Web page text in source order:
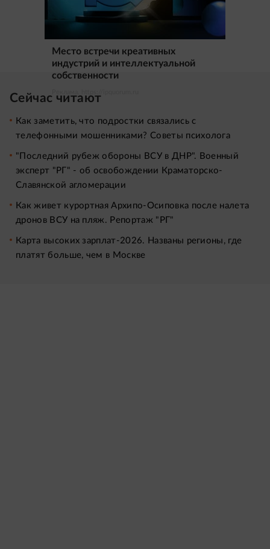
Место встречи креативных
индустрий и интеллектуальной
собственности
Сейчас читают
Как заметить, что подростки связались с
телефонными мошенниками? Советы психолога
"Последний рубеж обороны ВСУ в ДНР". Военный
эксперт "РГ" - об освобождении Краматорско-
Славянской агломерации
Как живет курортная Архипо-Осиповка после налета
дронов ВСУ на пляж. Репортаж "РГ"
Карта высоких зарплат-2026. Названы регионы, где
платят больше, чем в Москве